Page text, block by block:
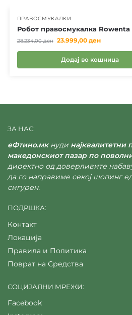
ПРАВОСМУКАЛКИ
Робот правосмукалка Rowenta
28.234,00ден 23.999,00 ден
Додај во кошница
ЗА НАС:
еФтино.мкнуди најквалитетни
македонскиот пазар по
директно од доверливите
да го направиме секој шопинг
сигурен.
ПОДРШКА:
Контакт
Локација
Правила и Политика
Поврат на Средства
СОЦИЈАЛНИ МРЕЖИ:
Facebook